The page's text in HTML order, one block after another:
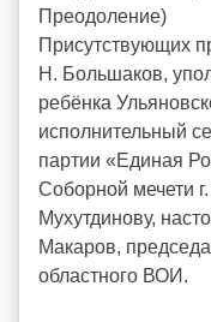
Преодоление)
Присутствующих
Н. Большаков,
ребёнка
исполнительный
партии «Единая
Соборной мечети
Мухутдинову,
Макаров,
областного ВОИ.